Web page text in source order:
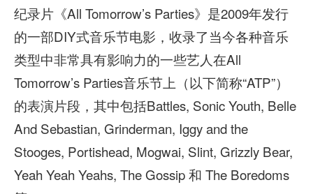
纪录片《All Tomorrow’s Parties》是2009年发行
的一部DIY式音乐节电影，收录了当今各种音乐
类型中非常具有影响力的一些艺人在All
Tomorrow’s Parties音乐节上（以下简称“ATP”）
的表演片段，其中包括Battles, Sonic Youth, Belle
And Sebastian, Grinderman, Iggy and the
Stooges, Portishead, Mogwai, Slint, Grizzly Bear,
Yeah Yeah Yeahs, The Gossip 和 The Boredoms